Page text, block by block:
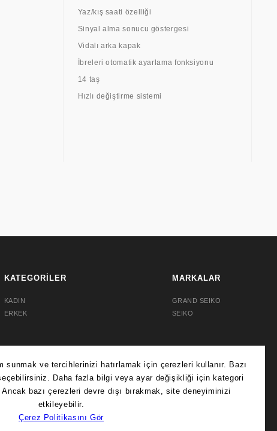
Yaz/kış saati özelliği
Sinyal alma sonucu göstergesi
Vidalı arka kapak
İbreleri otomatik ayarlama fonksiyonu
14 taş
Hızlı değiştirme sistemi
KATEGORİLER
KADIN
ERKEK
MARKALAR
GRAND SEIKO
SEIKO